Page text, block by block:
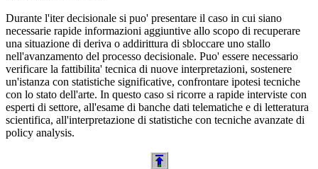
Durante l'iter decisionale si puo' presentare il caso in cui siano
necessarie rapide informazioni aggiuntive allo scopo di recuperare
una situazione di deriva o addirittura di sbloccare uno stallo
nell'avanzamento del processo decisionale. Puo' essere necessario
verificare la fattibilita' tecnica di nuove interpretazioni, sostenere
un'istanza con statistiche significative, confrontare ipotesi tecniche
con lo stato dell'arte. In questo caso si ricorre a rapide interviste con
esperti di settore, all'esame di banche dati telematiche e di letteratura
scientifica, all'interpretazione di statistiche con tecniche avanzate di
policy analysis.